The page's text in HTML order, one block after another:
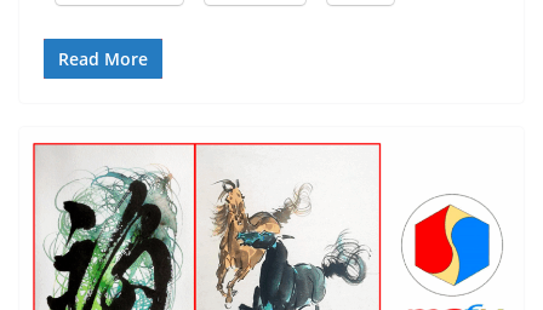
Read More